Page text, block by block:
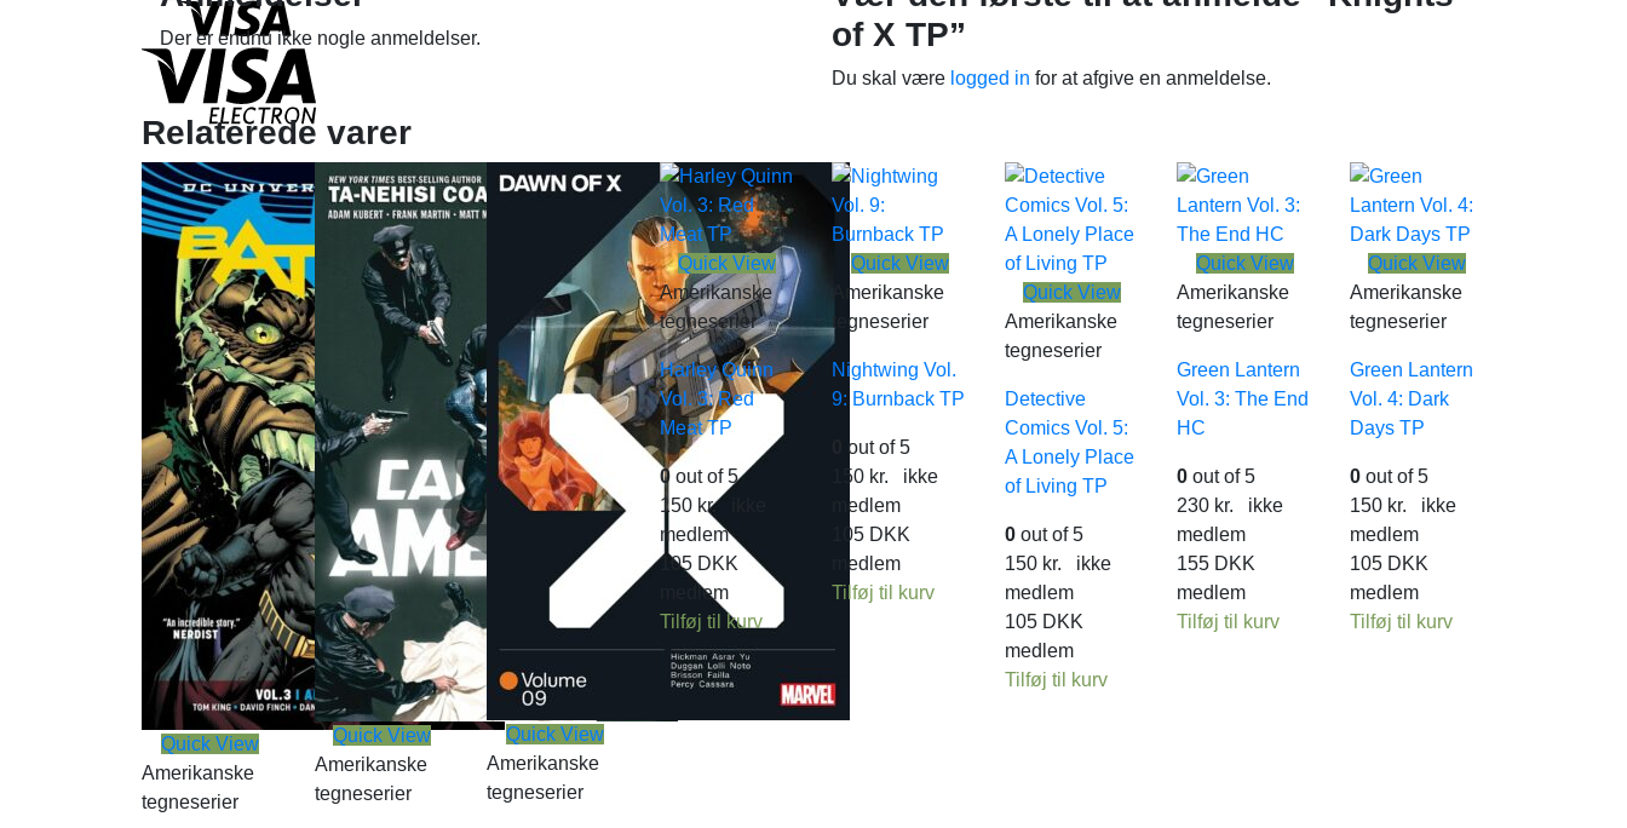
Der er endnu ikke nogle anmeldelser.
of X TP”
Du skal være logged in for at afgive en anmeldelse.
Relaterede varer
Quick View
Amerikanske
tegneserier
Quick View
Amerikanske
tegneserier
Quick View
Amerikanske
tegneserier
Quick View
Amerikanske
tegneserier
Harley Quinn
Vol. 3: Red
Meat TP
0out of 5
150 kr.ikke
medlem
105 DKK
medlem
Tilføj til kurv
Quick View
Amerikanske
tegneserier
Nightwing Vol.
9: Burnback TP
out of 5
150 kr. ikke
medlem
105 DKK
medlem
Tilføj til kurv
Quick View
Amerikanske
tegneserier
Detective
Comics Vol. 5:
A Lonely Place
of Living TP
0out of 5
150 kr. ikke
medlem
105 DKK
medlem
Tilføj til kurv
Quick View
Amerikanske
tegneserier
Green Lantern
Vol. 3: The End
HC
0 out of 5
230 kr. ikke
medlem
155 DKK
medlem
Tilføj til kurv
Quick View
Amerikanske
tegneserier
Green Lantern
Vol. 4: Dark
Days TP
0out of 5
150 kr. ikke
medlem
105 DKK
medlem
Tilføj til kurv